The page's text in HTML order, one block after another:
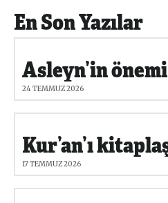
En Son Yazılar
Asleyn’in önemi
24 TEMMUZ 2026
17 TEMMUZ 2026